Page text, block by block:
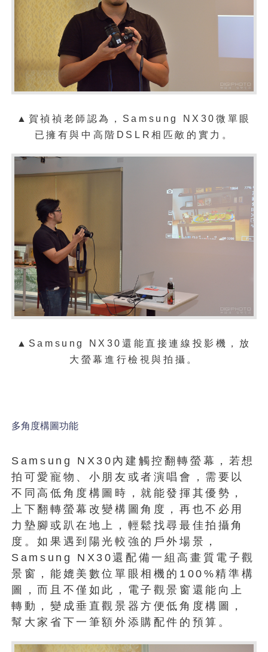
▲ 賀禎禎老師認為， Samsung NX30微單眼
已擁有與中高階DSLR相匹敵的實力。
▲ Samsung NX30還能直接連線投影機，放
大螢幕進行檢視與拍攝。
多角度構圖功能
Samsung NX30內建觸控翻轉螢幕，若想
拍可愛寵物、小朋友或者演唱會，需要以
不同高低角度構圖時，就能發揮其優勢，
上下翻轉螢幕改變構圖角度，再也不必用
力墊腳或趴在地上，輕鬆找尋最佳拍攝角
度。如果遇到陽光較強的戶外場景，
Samsung NX30還配備一組高畫質電子觀
景窗，能媲美數位單眼相機的100%精準構
圖，而且不僅如此，電子觀景窗還能向上
轉動，變成垂直觀景器方便低角度構圖，
幫大家省下一筆額外添購配件的預算。